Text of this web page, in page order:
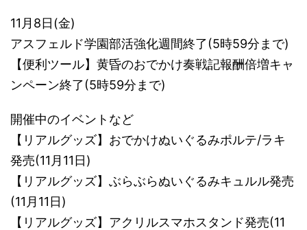
11月8日(金)
アスフェルド学園部活強化週間終了(5時59分まで)
【便利ツール】黄昏のおでかけ奏戦記報酬倍増キャ
ンペーン終了(5時59分まで)
開催中のイベントなど
【リアルグッズ】おでかけぬいぐるみポルテ/ラキ
発売(11月11日)
【リアルグッズ】ぶらぶらぬいぐるみキュルル発売
(11月11日)
【リアルグッズ】アクリルスマホスタンド発売(11